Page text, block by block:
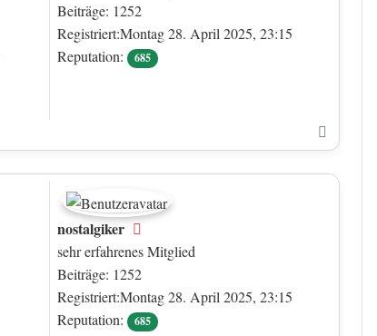
Beiträge: 1252
Registriert:Montag 28. April 2025, 23:15
Reputation:
685
nostalgiker
sehr erfahrenes Mitglied
Beiträge: 1252
Registriert:Montag 28. April 2025, 23:15
Reputation:
685